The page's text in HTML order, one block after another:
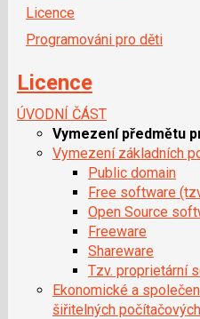
Licence
Programováni pro děti
Licence
ÚVODNÍ ČÁST
Vymezení předmětu
Vymezení základních
Public domain
Free software
Open Source
Freeware
Shareware
Tzv. proprietární
Ekonomické a
šiřitelných